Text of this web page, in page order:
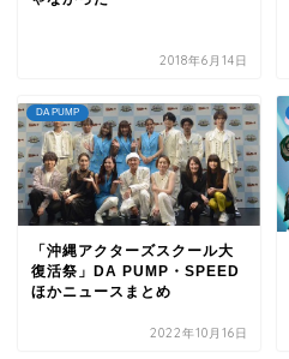
2018年6月14日
DA PUMP
「沖縄アクターズスクール大
復活祭」DA PUMP・SPEED
ほかニュースまとめ
2022年10月16日